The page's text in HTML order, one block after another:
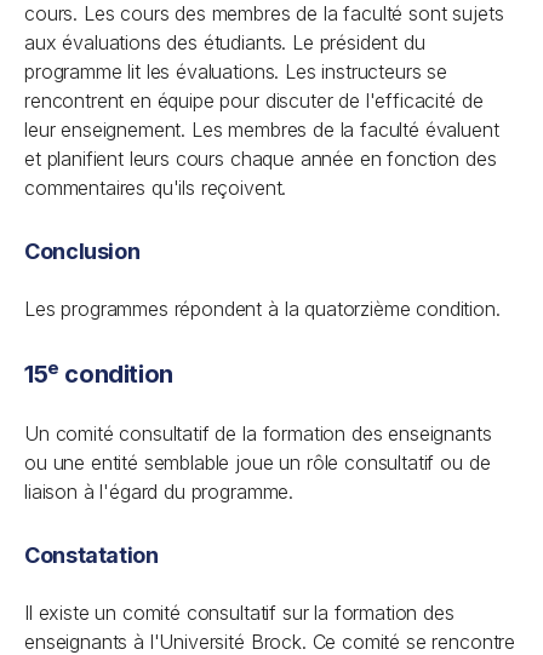
cours. Les cours des membres de la faculté sont sujets
aux évaluations des étudiants. Le président du
programme lit les évaluations. Les instructeurs se
rencontrent en équipe pour discuter de l'efficacité de
leur enseignement. Les membres de la faculté évaluent
et planifient leurs cours chaque année en fonction des
commentaires qu'ils reçoivent.
Conclusion
Les programmes répondent à la quatorzième condition.
15e condition
Un comité consultatif de la formation des enseignants
ou une entité semblable joue un rôle consultatif ou de
liaison à l'égard du programme.
Constatation
Il existe un comité consultatif sur la formation des
enseignants à l'Université Brock. Ce comité se rencontre